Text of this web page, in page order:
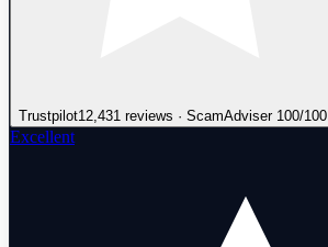
Trustpilot12,431 reviews · ScamAdviser 100/100
Excellent